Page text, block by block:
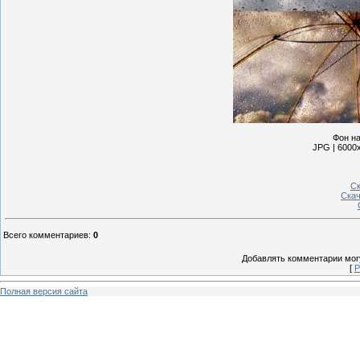
Фон
JPG |
Всего комментариев: 0
Добавлять комментарии
[
Полная версия сайта